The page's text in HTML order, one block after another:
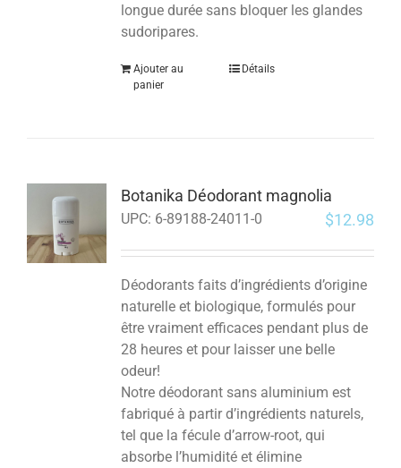
longue durée sans bloquer les glandes
sudoripares.
Ajouter au
panier
Détails
Botanika Déodorant magnolia
UPC: 6-89188-24011-0 $12.98
Déodorants faits d’ingrédients d’origine
naturelle et biologique, formulés pour
être vraiment efficaces pendant plus de
28 heures et pour laisser une belle
odeur!
Notre déodorant sans aluminium est
fabriqué à partir d’ingrédients naturels,
tel que la fécule d’arrow-root, qui
absorbe l’humidité et élimine